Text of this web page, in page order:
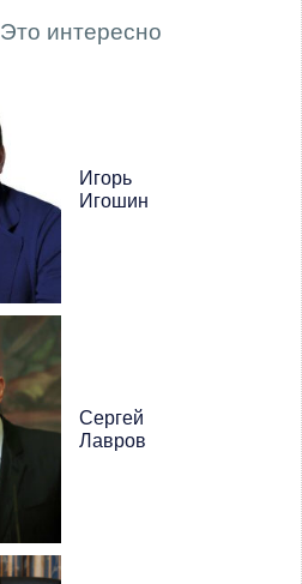
Это интересно
Игорь
Игошин
Сергей
Лавров